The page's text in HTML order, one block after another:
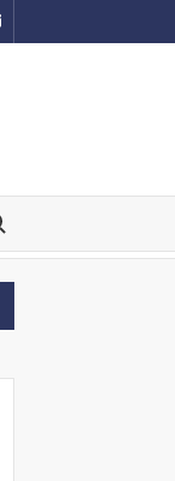
Email
for:
előbb-utóbb